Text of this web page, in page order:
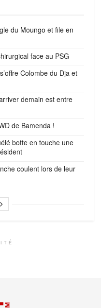
du Moungo et file en
face au PSG
Colombe du Dja et
demain est entre
de Bamenda !
botte en touche une
coulent lors de leur